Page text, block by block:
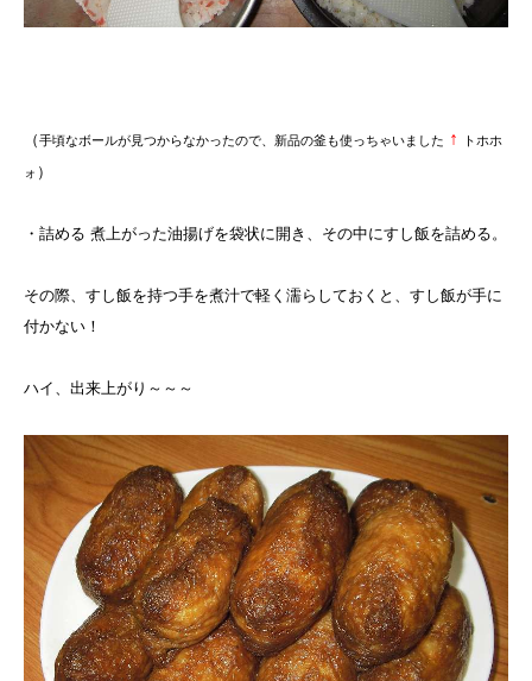
（手頃なボールが見つからなかったので、新品の釜も使っちゃいました ↑ トホホ
ォ ）
・詰める 煮上がった油揚げを袋状に開き、その中にすし飯を詰める。
その際、すし飯を持つ手を煮汁で軽く濡らしておくと、すし飯が手に
付かない！
ハイ、出来上がり～～～